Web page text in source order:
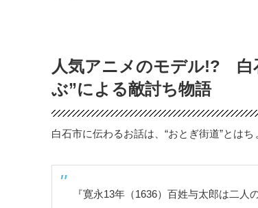
人気アニメのモデル!? 白
ぶ”による敵討ち物語
白石市に伝わるお話は、“おとぎ街道”とは
『寛永13年（1636）百姓与太郎は二